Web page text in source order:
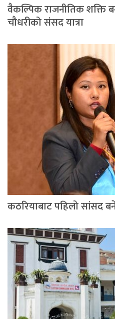
वैकल्पिक राजनीतिक शक्ति
चौधरीको संसद यात्रा
कठरियाबाट पहिलो सांसद